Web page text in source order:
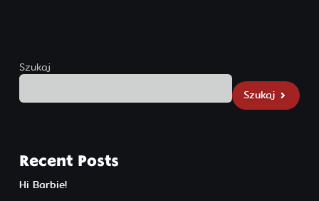
Szukaj
Szukaj
Szukaj
Recent Posts
Hi Barbie!